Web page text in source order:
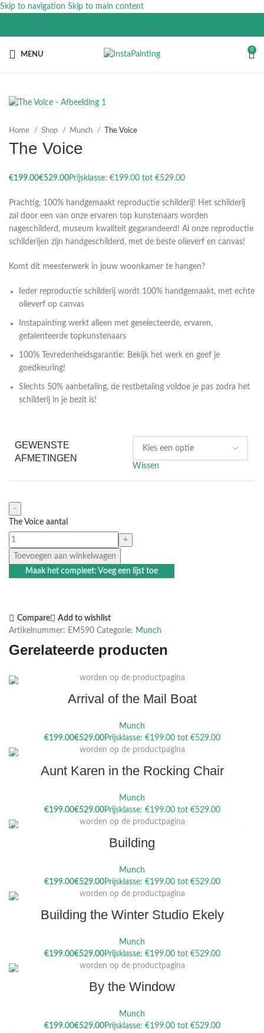
Skip to navigation Skip to main content
MENU
0
Home Shop Munch The Voice
The Voice
€ €
Prachtig, 100% handgemaakt reproductie schilderij! Het schilderij
zal door een van onze ervaren top kunstenaars worden
nageschilderd, museum kwaliteit gegarandeerd! Al onze reproductie
schilderijen zijn handgeschilderd, met de beste olieverf en canvas!
Komt dit meesterwerk in jouw woonkamer te hangen?
Ieder reproductie schilderij wordt 100% handgemaakt, met echte
olieverf op canvas
Instapainting werkt alleen met geselecteerde, ervaren,
getalenteerde topkunstenaars
100% Tevredenheidsgarantie: Bekijk het werk en geef je
goedkeuring!
Slechts 50% aanbetaling, de restbetaling voldoe je pas zodra het
schilderij in je bezit is!
GEWENSTE
AFMETINGEN
Wissen
The Voice aantal
Toevoegen aan winkelwagen
Maak het compleet: Voeg een lijst toe
Compare
Add to wishlist
Artikelnummer: EM590 Categorie: Munch
Gerelateerde producten
worden op de productpagina
Arrival of the Mail Boat
Munch
€
€
Dit product heeft meerdere variaties. Deze optie kan gekozen
worden op de productpagina
Aunt Karen in the Rocking Chair
Munch
€
€
Dit product heeft meerdere variaties. Deze optie kan gekozen
worden op de productpagina
Building
Munch
€
€
Dit product heeft meerdere variaties. Deze optie kan gekozen
worden op de productpagina
Building the Winter Studio Ekely
Munch
€
€
Dit product heeft meerdere variaties. Deze optie kan gekozen
worden op de productpagina
By the Window
Munch
€
€
Dit product heeft meerdere variaties. Deze optie kan gekozen